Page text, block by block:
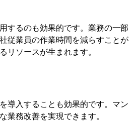
するのも効果的です。業務の一部
従業員の作業時間を減らすことが
リソースが生まれます。
導入することも効果的です。マン
業務改善を実現できます。